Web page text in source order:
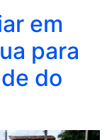
em
para
do